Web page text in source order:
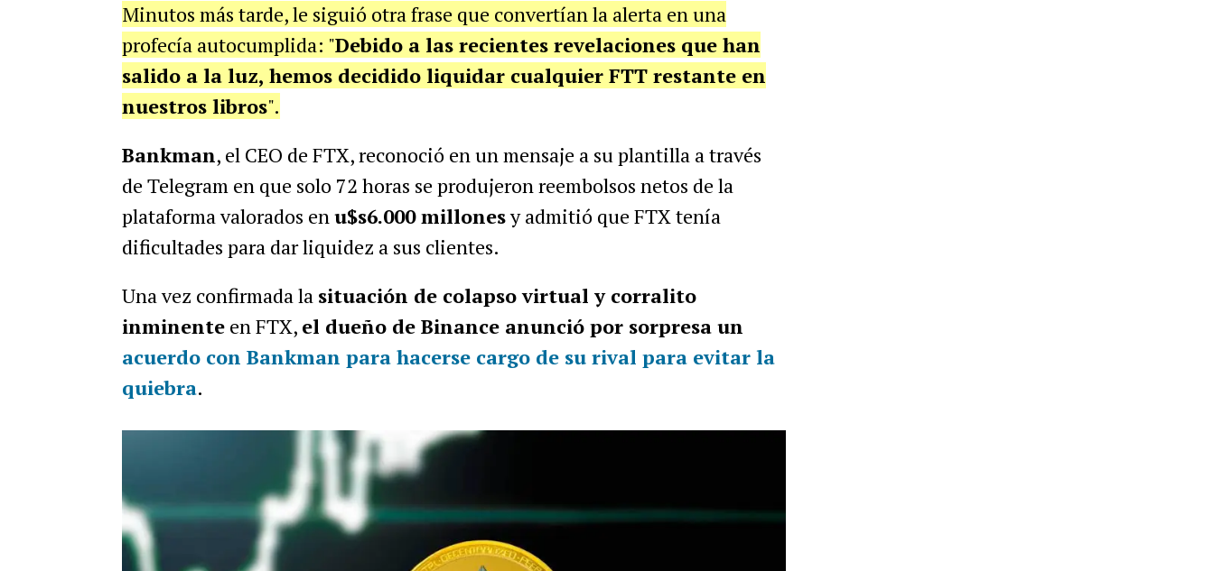
Minutos más tarde, le siguió otra frase que convertían la alerta en una
profecía autocumplida: "Debido a las recientes revelaciones que han
salido a la luz, hemos decidido liquidar cualquier FTT restante en
nuestros libros".
Bankman, el CEO de FTX, reconoció en un mensaje a su plantilla a través
de Telegram en que solo 72 horas se produjeron reembolsos netos de la
plataforma valorados enu$s6.000 millonesy admitió que FTX tenía
dificultades para dar liquidez a sus clientes.
Una vez confirmada la situación de colapso virtual y corralito
inminenteen FTX, el dueño de Binance anunció por sorpresa un
acuerdo con Bankman para hacerse cargo de su rival para evitar la
quiebra.